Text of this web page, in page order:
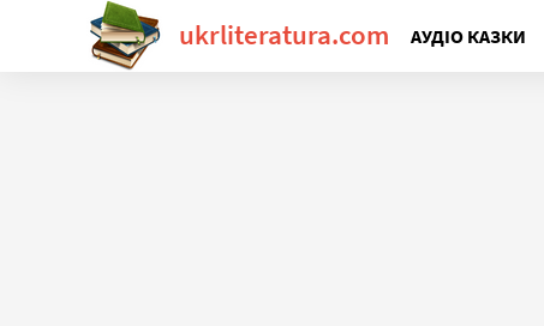
ukrliteratura.com АУДІО КАЗКИ